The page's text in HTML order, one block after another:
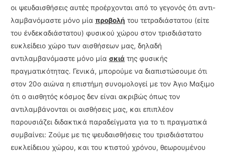
οι ψευδαισθήσεις αυτές προέρχονται από το γεγονός ότι αντι­
λαμβανόμαστε μόνο μίαπροβολή του τετραδιάστατου (είτε
του ένδεκαδιάστατου) φυσικού χώρου στον τρισδιάστατο
ευκλείδειο χώρο των αισθήσεων μας, δηλαδή
αντιλαμβανόμαστε μόνο μίασκιά της φυσικής
πραγματικότητας. Γενικά, μπορούμε να διαπιστώσουμε ότι
στον 20ο αιώνα η επιστήμη συνομολογεί με τον Άγιο Μαξιμο
ότι ο αισθητός κόσμος δεν είναι ακριβώς όπως τον
αντιλαμβάνονται οι αισθήσεις μας, και επιπλέον
παρουσιάζει διδακτικά παραδείγματα για το τι πραγματικά
συμβαίνει: Ζούμε με τις ψευδαισθήσεις του τρισδιάστατου
ευκλείδειου χώρου, και του κτιστού χρόνου, θεωρουμένου